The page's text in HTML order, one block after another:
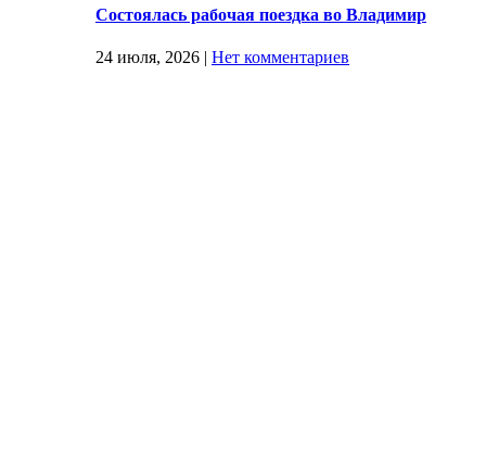
Состоялась рабочая поездка во Владимир
24 июля, 2026 | Нет комментариев